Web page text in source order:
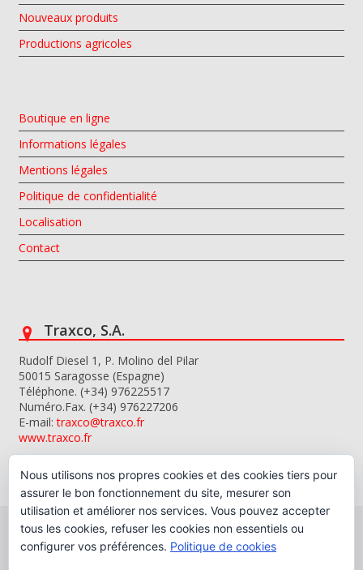
Nouveaux produits
Productions agricoles
Boutique en ligne
Informations légales
Mentions légales
Politique de confidentialité
Localisation
Contact
Traxco, S.A.
Rudolf Diesel 1, P. Molino del Pilar
50015 Saragosse (Espagne)
Téléphone. (+34) 976225517
Numéro.Fax. (+34) 976227206
E-mail:traxco@traxco.fr
www.traxco.fr
Nous utilisons nos propres cookies et des cookies tiers pour
assurer le bon fonctionnement du site, mesurer son
utilisation et améliorer nos services. Vous pouvez accepter
tous les cookies, refuser les cookies non essentiels ou
configurer vos préférences. Politique de cookies